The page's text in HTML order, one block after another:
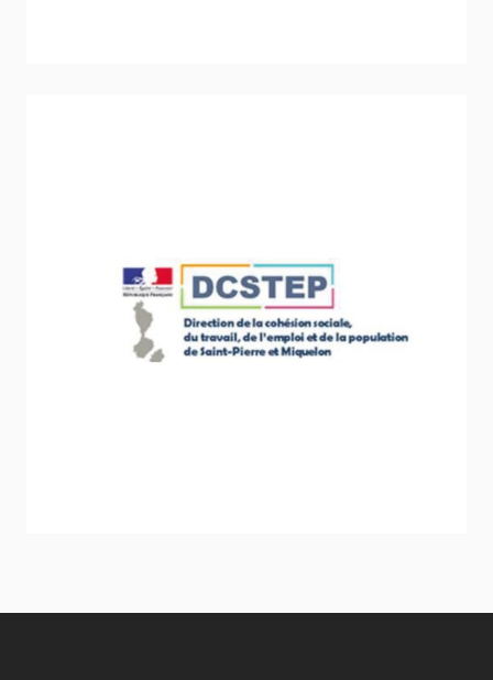
DCSTEP de Saint-Pierre-et-Miquelon
Sport - Loisirs - Jeunesse